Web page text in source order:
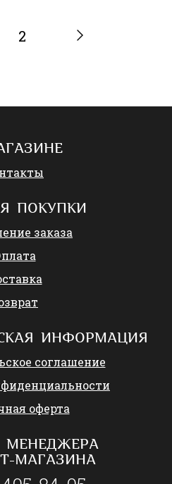
2
ПОКУПКИ
заказа
ИНФОРМАЦИЯ
соглашение
оферта
МЕНЕДЖЕРА
МАГАЗИНА